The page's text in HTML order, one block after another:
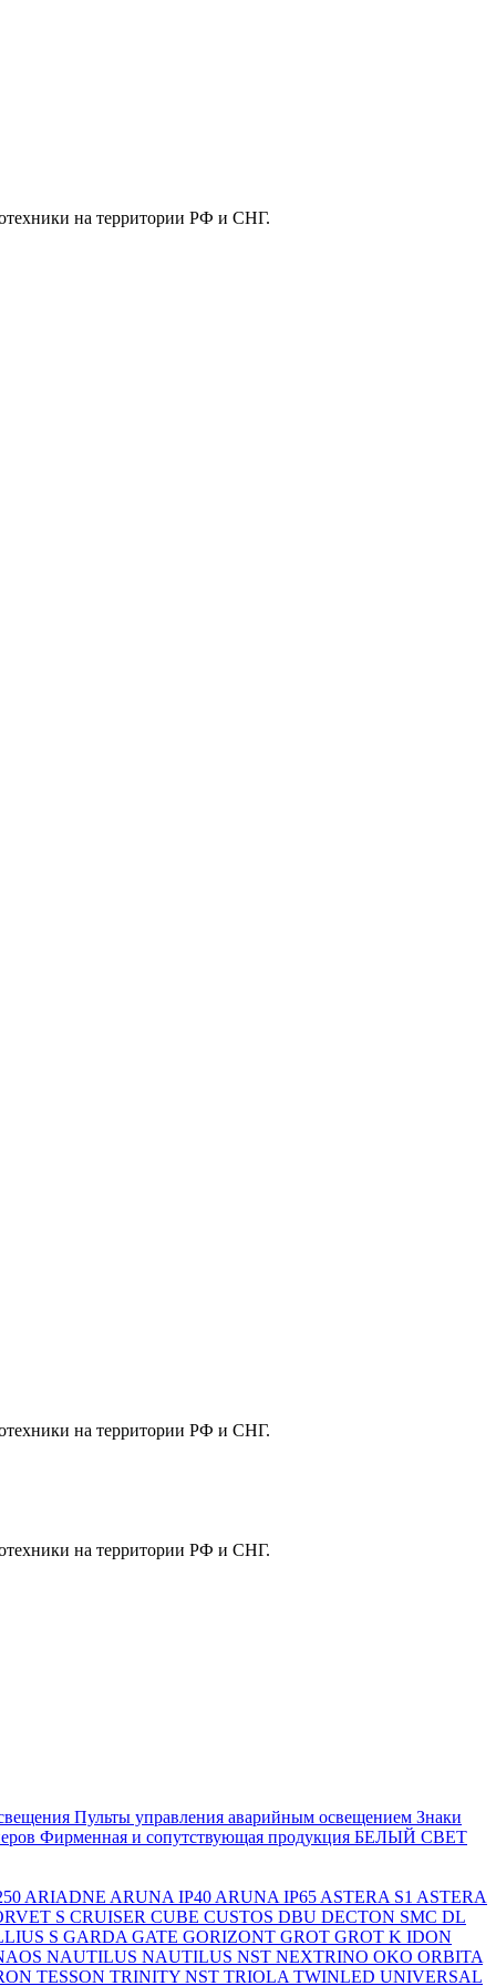
на территории РФ и СНГ.
на территории РФ и СНГ.
на территории РФ и СНГ.
Пульты управления аварийным освещением Знаки
Фирменная и сопутствующая продукция БЕЛЫЙ СВЕТ
ARIADNE ARUNA IP40 ARUNA IP65 ASTERA S1 ASTERA
S CRUISER CUBE CUSTOS DBU DECTON SMC DL
S GARDA GATE GORIZONT GROT GROT K IDON
NAUTILUS NAUTILUS NST NEXTRINO OKO ORBITA
TESSON TRINITY NST TRIOLA TWINLED UNIVERSAL